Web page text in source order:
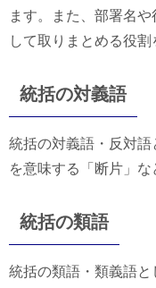
ます。また、部署名
して取りまとめる役割
統括の対義語
統括の対義語・反対
を意味する「断片」な
統括の類語
統括の類語・類義語